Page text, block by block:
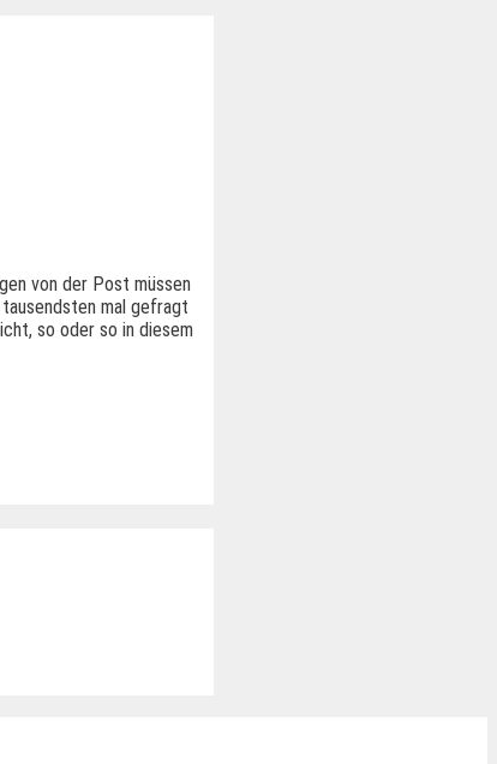
von der Post müssen
mal gefragt
so oder so in diesem